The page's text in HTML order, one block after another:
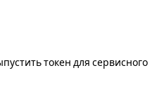
токен для сервисного